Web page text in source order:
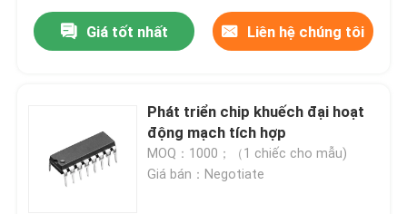
Tham quan nhà máy
Liên hệ chúng tôi
Giá tốt nhất Liên hệ chúng tôi
Phát triển chip khuếch đại hoạt
động mạch tích hợp
MOQ：1000；（1 chiếc cho mẫu)
Giá bán：Negotiate